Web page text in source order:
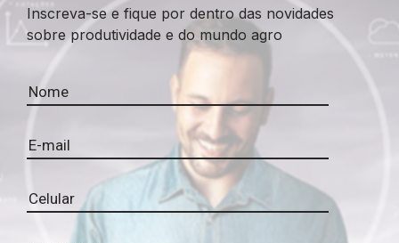
Inscreva-se e fique por dentro das novidades
sobre produtividade e do mundo agro